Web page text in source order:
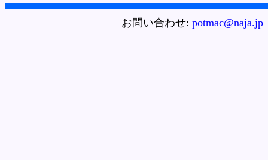
お問い合わせ: potmac@naja.jp